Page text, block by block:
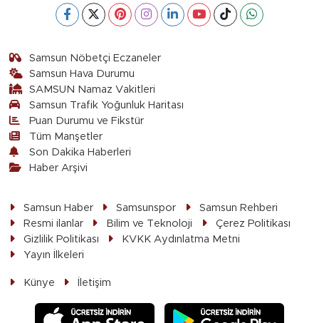
Samsun Nöbetçi Eczaneler
Samsun Hava Durumu
SAMSUN Namaz Vakitleri
Samsun Trafik Yoğunluk Haritası
Puan Durumu ve Fikstür
Tüm Manşetler
Son Dakika Haberleri
Haber Arşivi
Samsun Haber Samsunspor
Samsun Rehberi
Resmi ilanlar
Bilim ve Teknoloji
Çerez Politikası
Gizlilik Politikası
KVKK Aydınlatma Metni
Yayın İlkeleri
Künye İletişim